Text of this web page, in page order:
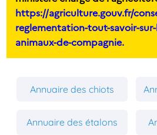
https://agriculture.gouv.fr/
reglementation-tout-savoir-sur-
animaux-de-compagnie.
Annuaire des chiots
Annuaire des étalons